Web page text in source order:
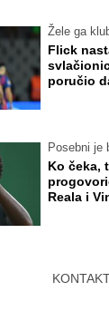
Žele ga
Flick
poručio
Posebni je
Ko čeka,
Reala i